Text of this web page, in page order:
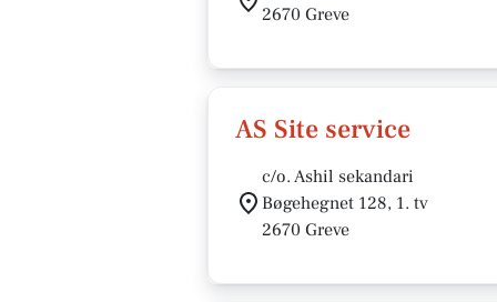
2670 Greve
AS Site service
c/o. Ashil sekandari
Bøgehegnet 128, 1. tv
2670 Greve